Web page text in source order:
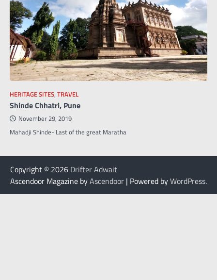
HERITAGE SITES, TRAVEL
Shinde Chhatri, Pune
November 29, 2019
Mahadji Shinde- Last of the great Maratha
Copyright © 2026 Drifter Adwait
Ascendoor Magazine byAscendoor | Powered byWordPress.